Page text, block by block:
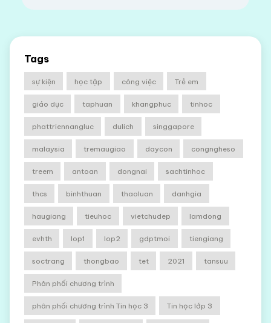
học cấp thành phố 2022 – 2023”. Công ty Cổ phần Công
nghệ Khang Phúc hân hạnh được đồ...
Tags
sự kiện học tập công việc Trẻ em
giáo dục taphuan khangphuc tinhoc
phattriennangluc dulich singgapore
malaysia tremaugiao daycon congngheso
treem antoan dongnai sachtinhoc
thcs binhthuan thaoluan danhgia
haugiang tieuhoc vietchudep lamdong
evhth lop1 lop2 gdptmoi tiengiang
soctrang thongbao tet 2021 tansuu
Phân phối chương trình
phân phối chương trình Tin học 3 Tin học lớp 3